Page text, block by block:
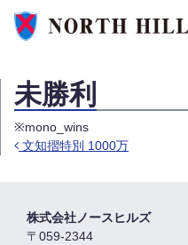
未勝利
※mono_wins
文知摺特別 1000万
株式会社ノースヒルズ
〒059-2344